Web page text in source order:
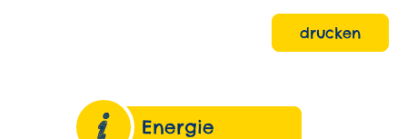
drucken
Energie